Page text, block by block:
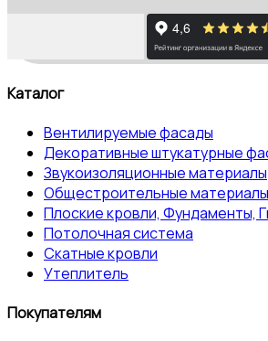
Каталог
Вентилируемые фасады
Декоративные штукатурные
Звукоизоляционные материалы
Общестроительные материалы
Плоские кровли, Фундаменты,
Потолочная система
Скатные кровли
Утеплитель
Покупателям